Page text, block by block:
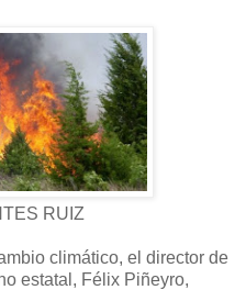
RUIZ
climático, el director de
estatal, Félix Piñeyro,